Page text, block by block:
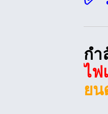
กำ
ไฟ
ยน